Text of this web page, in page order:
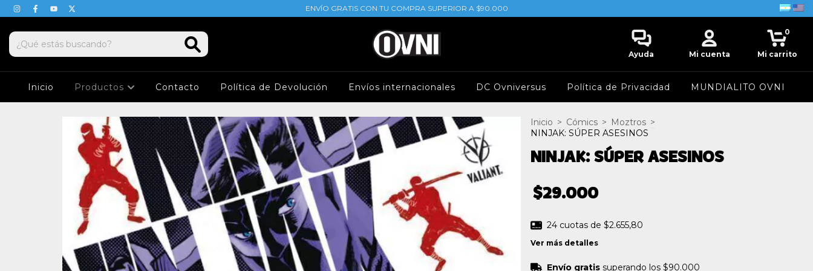
ENVÍO GRATIS CON TU COMPRA SUPERIOR A $90.000
Ayuda Mi cuenta Mi carrito
0
Inicio Productos Contacto Política de Devolución Envíos internacionales DC Ovniversus Política de Privacidad MUNDIALITO OVNI
Inicio > Cómics > Moztros >
NINJAK: SÚPER ASESINOS
NINJAK: SÚPER ASESINOS
$29.000
24 cuotas de $2.655,80
Ver más detalles
Envío gratis superando los $90.000